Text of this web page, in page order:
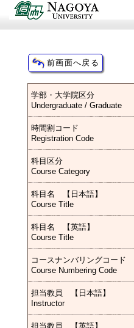
学部・大学院区分
Undergraduate / Graduate
時間割コード
Registration Code
科目区分
Course Category
科目名 【日本語】
Course Title
科目名 【英語】
Course Title
コースナンバリングコード
Course Numbering Code
担当教員 【日本語】
Instructor
担当教員 【英語】